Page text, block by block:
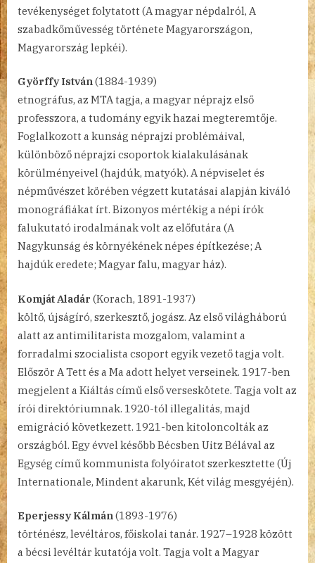
tevékenységet folytatott (A magyar népdalról, A
szabadkőművesség története Magyarországon,
Magyarország lepkéi).
Györffy István(1884-1939)
etnográfus, az MTA tagja, a magyar néprajz első
professzora, a tudomány egyik hazai megteremtője.
Foglalkozott a kunság néprajzi problémáival,
különböző néprajzi csoportok kialakulásának
körülményeivel (hajdúk, matyók). A népviselet és
népművészet körében végzett kutatásai alapján kiváló
monográfiákat írt. Bizonyos mértékig a népi írók
falukutató irodalmának volt az előfutára (A
Nagykunság és környékének népes építkezése; A
hajdúk eredete; Magyar falu, magyar ház).
Komját Aladár (Korach, 1891-1937)
költő, újságíró, szerkesztő, jogász. Az első világháború
alatt az antimilitarista mozgalom, valamint a
forradalmi szocialista csoport egyik vezető tagja volt.
Először A Tett és a Ma adott helyet verseinek. 1917-ben
megjelent a Kiáltás című első verseskötete. Tagja volt az
írói direktóriumnak. 1920-tól illegalitás, majd
emigráció következett. 1921-ben kitoloncolták az
országból. Egy évvel később Bécsben Uitz Bélával az
Egység című kommunista folyóiratot szerkesztette (Új
Internationale, Mindent akarunk, Két világ mesgyéjén).
Eperjessy Kálmán(1893-1976)
történész, levéltáros, főiskolai tanár. 1927–1928 között
a bécsi levéltár kutatója volt. Tagja volt a Magyar